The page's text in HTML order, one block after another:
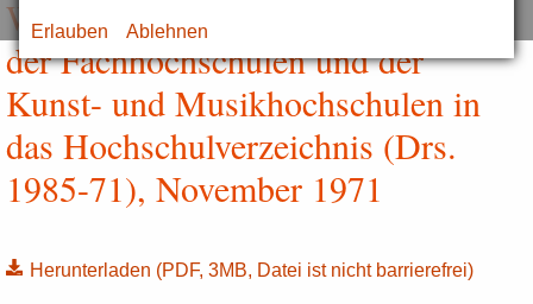
Erlauben Ablehnen
Wissenschaftsrates zur Aufnahme
der Fachhochschulen und der
Kunst- und Musikhochschulen in
das Hochschulverzeichnis (Drs.
1985-71), November 1971
Herunterladen (PDF, 3MB, Datei ist nicht barrierefrei)